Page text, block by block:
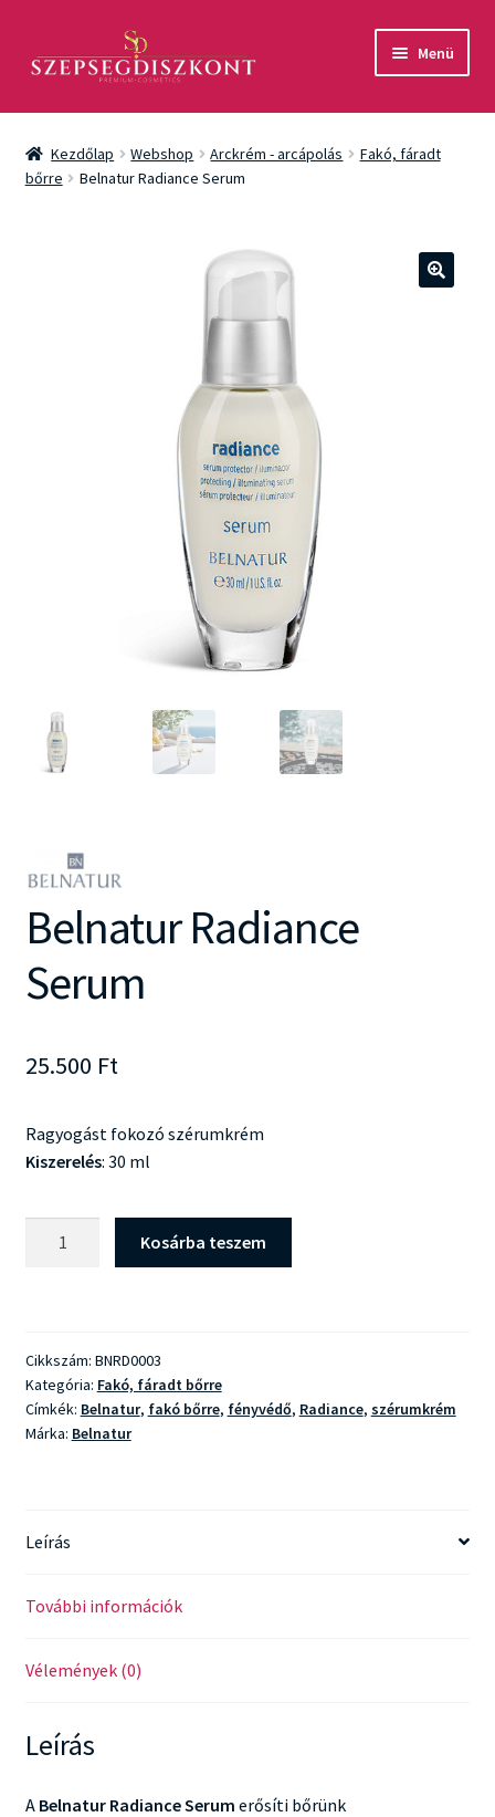
aa
Menü
Akció
Csomagok
Kezdőlap Webshop Arckrém - arcápolás
Fakó, fáradt
bőrre
Belnatur Radiance Serum
Belnatur Radiance
Serum
25.500 Ft
Ragyogást fokozó szérumkrém
Kiszerelés: 30 ml
Kosárba teszem
Cikkszám: BNRD0003
Kategória: Fakó, fáradt bőrre
Címkék: Belnatur, fakó bőrre, fényvédő, Radiance, szérumkrém
Márka: Belnatur
Leírás
További információk
Vélemények (0)
Leírás
A Belnatur Radiance Serum erősíti bőrünk